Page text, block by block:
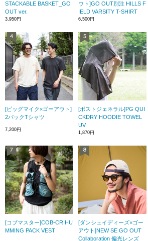
STACKABLE BASKET_GO
OUT ver.
3,950円
ウト]GO OUT別注 HILLS F
IELD VARSITY T-SHIRT
6,500円
[ビッグマイク×ゴーアウト]
2パックTシャツ
7,200円
[ポストジェネラル]PG QUI
CKDRY HOODIE TOWEL
UV
1,870円
[コブマスター]COB-CR HU
MMING PACK VEST
[ダンシェイディーズ×ゴー
アウト]NEW SE GO OUT
Collaboration 偏光レンズ